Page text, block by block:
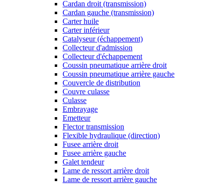
Cardan droit (transmission)
Cardan gauche (transmission)
Carter huile
Carter inférieur
Catalyseur (échappement)
Collecteur d'admission
Collecteur d'échappement
Coussin pneumatique arrière droit
Coussin pneumatique arrière gauche
Couvercle de distribution
Couvre culasse
Culasse
Embrayage
Emetteur
Flector transmission
Flexible hydraulique (direction)
Fusee arrière droit
Fusee arrière gauche
Galet tendeur
Lame de ressort arrière droit
Lame de ressort arrière gauche